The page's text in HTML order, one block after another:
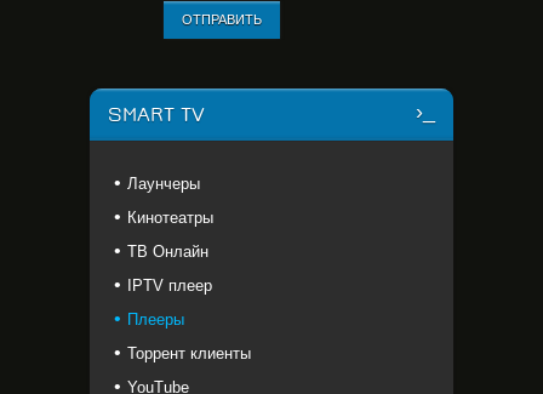
ОТПРАВИТЬ
SMART TV
Лаунчеры
Кинотеатры
ТВ Онлайн
IPTV плеер
Плееры
Торрент клиенты
YouTube